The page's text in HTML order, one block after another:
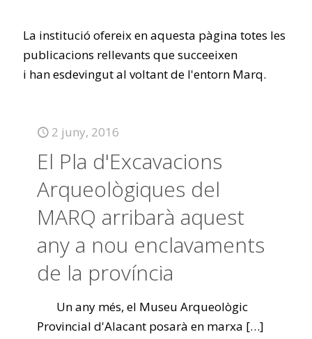
La institució ofereix en aquesta pàgina totes les
publicacions rellevants que succeeixen
i han esdevingut al voltant de l'entorn Marq.
2 juny, 2016
El Pla d'Excavacions
Arqueològiques del
MARQ arribarà aquest
any a nou enclavaments
de la província
Un any més, el Museu Arqueològic
Provincial d'Alacant posarà en marxa […]